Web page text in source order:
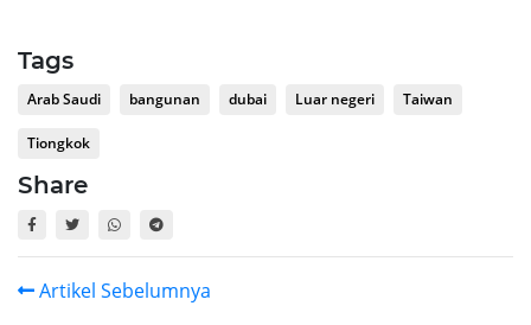
Tags
Arab Saudi bangunan dubai Luar negeri Taiwan
Tiongkok
Share
Artikel Sebelumnya